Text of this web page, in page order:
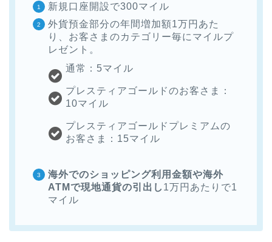
新規口座開設で300マイル
外貨預金部分の年間増加額1万円あた
り、お客さまのカテゴリー毎にマイルプ
レゼント。
通常：5マイル
プレスティアゴールドのお客さま：
10マイル
プレスティアゴールドプレミアムの
お客さま：15マイル
海外でのショッピング利用金額や海外
ATMで現地通貨の引出し 1万円あたりで1
マイル